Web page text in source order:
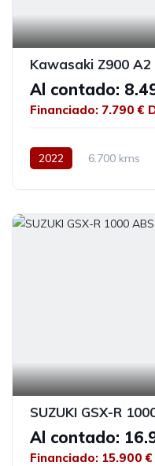
Kawasaki Z900 A2
Al contado:
Financiado: 7.790 €
2022 6.700 kms
SUZUKI GSX-R
Al contado:
Financiado: 15.900 €